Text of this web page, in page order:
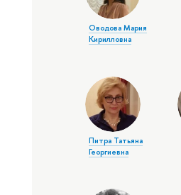
Оводова Мария
Кирилловна
Питра Татьяна
Георгиевна